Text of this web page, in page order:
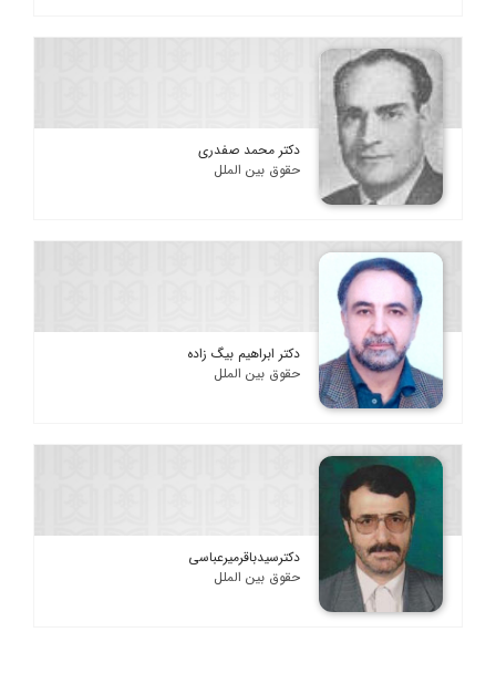
دکتر محمد صفدری
حقوق بین الملل
دکتر ابراهیم بیگ زاده
حقوق بین الملل
دکترسیدباقرمیرعباسی
حقوق بین الملل